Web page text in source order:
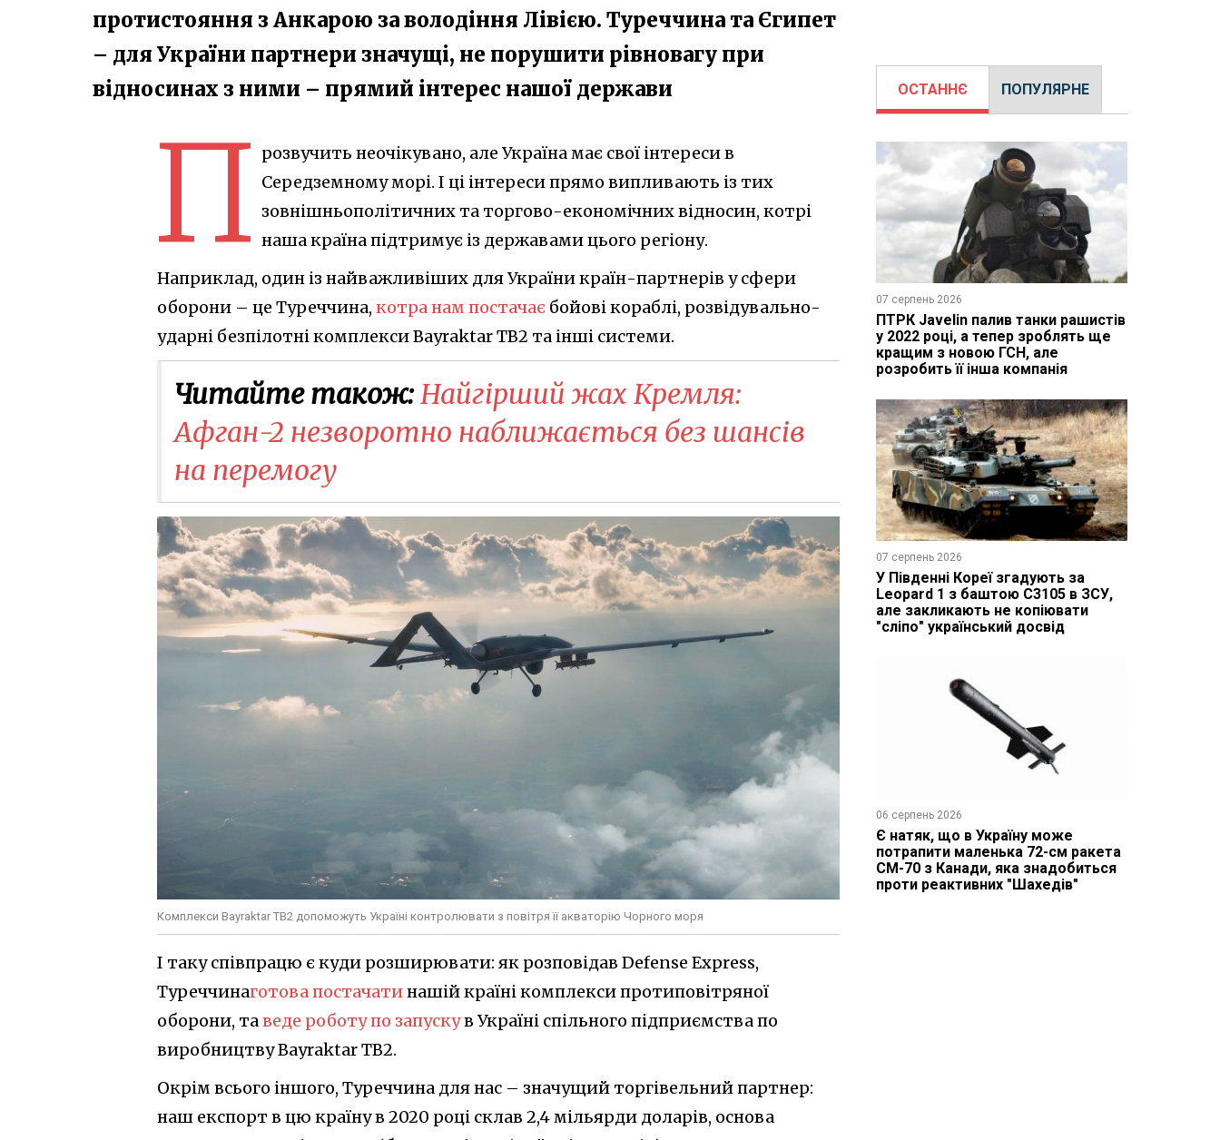
протистояння з Анкарою за володіння Лівією. Туреччина та Єгипет
– для України партнери значущі, не порушити рівновагу при
відносинах з ними – прямий інтерес нашої держави
П розвучить неочікувано, але Україна має свої інтереси в
Середземному морі. І ці інтереси прямо випливають із тих
зовнішньополітичних та торгово-економічних відносин, котрі
наша країна підтримує із державами цього регіону.
Наприклад, один із найважливіших для України країн-партнерів у сфери
оборони – це Туреччина, котра нам постачає бойові кораблі, розвідувально-
ударні безпілотні комплекси Bayraktar TB2 та інші системи.
Читайте також:Найгірший жах Кремля:
Афган-2 незворотно наближається без шансів
на перемогу
Комплекси Bayraktar TB2 допоможуть Україні контролювати з повітря її акваторію Чорного моря
І таку співпрацю є куди розширювати: як розповідав Defense Express,
Туреччинаготова постачатинашій країні комплекси протиповітряної
оборони, таведе роботу по запускув Україні спільного підприємства по
виробництву Bayraktar TB2.
Окрім всього іншого, Туреччина для нас – значущий торгівельний партнер:
наш експорт в цю країну в 2020 році склав 2,4 мільярди доларів, основа
ОСТАННЄ ПОПУЛЯРНЕ
07 серпень 2026
ПТРК Javelin палив танки рашистів
у 2022 році, а тепер зроблять ще
кращим з новою ГСН, але
розробить її інша компанія
07 серпень 2026
У Південні Кореї згадують за
Leopard 1 з баштою C3105 в ЗСУ,
але закликають не копіювати
"сліпо" український досвід
06 серпень 2026
Є натяк, що в Україну може
потрапити маленька 72-см ракета
CM-70 з Канади, яка знадобиться
проти реактивних "Шахедів"